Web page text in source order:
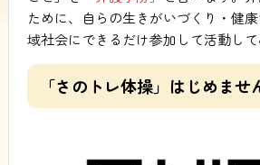
ために、自らの生きがいづくり・健
域社会にできるだけ参加して活動して
「さのトレ体操」はじめませ